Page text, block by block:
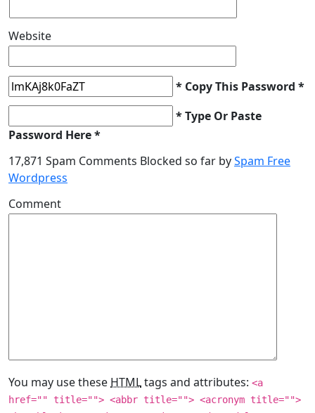
Website
* Copy This Password *
* Type Or Paste
Password Here *
17,871 Spam Comments Blocked so far bySpam Free
Wordpress
Comment
You may use these HTMLtags and attributes: <a
href="" title=""> <abbr title=""> <acronym title="">